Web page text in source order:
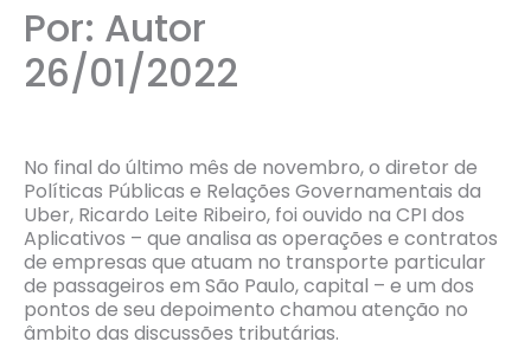
Por: Autor
26/01/2022
No final do último mês de novembro, o diretor de
Políticas Públicas e Relações Governamentais da
Uber, Ricardo Leite Ribeiro, foi ouvido na CPI dos
Aplicativos – que analisa as operações e contratos
de empresas que atuam no transporte particular
de passageiros em São Paulo, capital – e um dos
pontos de seu depoimento chamou atenção no
âmbito das discussões tributárias.